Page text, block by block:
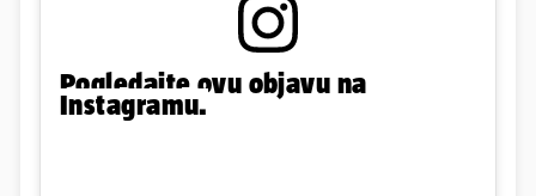
Pogledajte ovu objavu na
Instagramu.